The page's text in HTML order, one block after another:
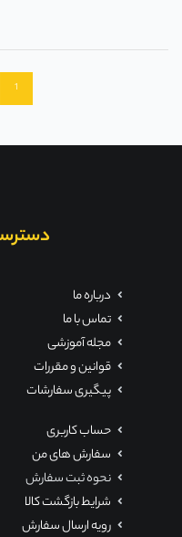
1
درباره ما
تماس با ما
مجله آموزشی
قوانین و مقررات
پیگیری سفارشات
حساب کاربری
سفارش های من
نحوه ثبت سفارش
شرایط بازگشت کالا
رویه ارسال سفارش